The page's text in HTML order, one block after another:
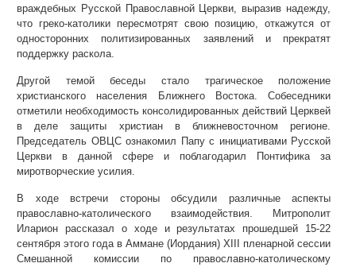
враждебных Русской Православной Церкви, выразив надежду,
что греко-католики пересмотрят свою позицию, откажутся от
односторонних политизированных заявлений и прекратят
поддержку раскола.
Другой темой беседы стало трагическое положение
христианского населения Ближнего Востока. Собеседники
отметили необходимость консолидированных действий Церквей
в деле защиты христиан в ближневосточном регионе.
Председатель ОВЦС ознакомил Папу с инициативами Русской
Церкви в данной сфере и поблагодарил Понтифика за
миротворческие усилия.
В ходе встречи стороны обсудили различные аспекты
православно-католического взаимодействия. Митрополит
Иларион рассказал о ходе и результатах прошедшей 15-22
сентября этого года в Аммане (Иордания) XIII пленарной сессии
Смешанной комиссии по православно-католическому